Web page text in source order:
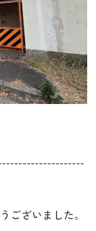
ございました。